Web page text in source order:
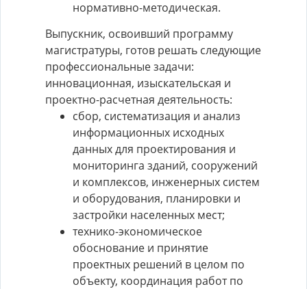
нормативно-методическая.
Выпускник, освоивший программу
магистратуры, готов решать следующие
профессиональные задачи:
инновационная, изыскательская и
проектно-расчетная деятельность:
сбор, систематизация и анализ
информационных исходных
данных для проектирования и
мониторинга зданий, сооружений
и комплексов, инженерных систем
и оборудования, планировки и
застройки населенных мест;
технико-экономическое
обоснование и принятие
проектных решений в целом по
объекту, координация работ по